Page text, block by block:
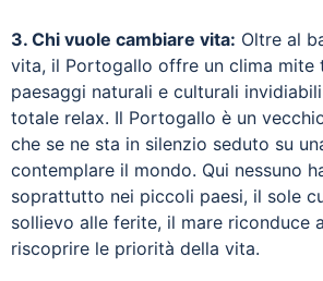
3. Chi vuole cambiare vita: Oltre al
vita, il Portogallo offre un clima mite
paesaggi naturali e culturali
totale relax. Il Portogallo è un
che se ne sta in silenzio seduto su
contemplare il mondo. Qui nessuno
soprattutto nei piccoli paesi, il sole
sollievo alle ferite, il mare riconduce
riscoprire le priorità della vita.